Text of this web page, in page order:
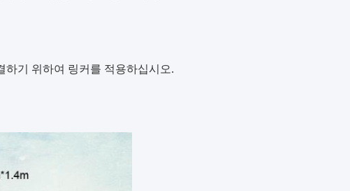
하기 위하여 링커를 적용하십시오.